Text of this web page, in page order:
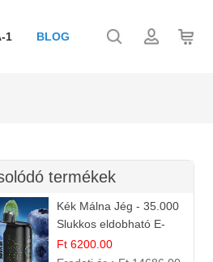
1 BLOG
termékek
Kék Málna Jég - 35.000
Slukkos eldobható E-
cigaretta | Frissítő
Ft 6200.00